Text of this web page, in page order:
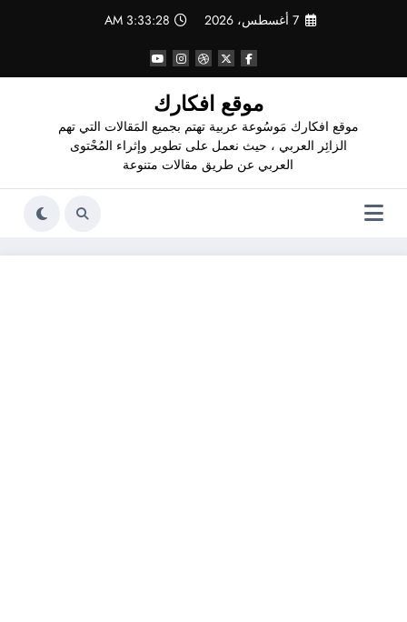
7 أغسطس، 2026 3:33:29 AM
موقع افكارك
موقع افكارك مَوسُوعة عربية تهتم بجميع المَقالات التي تهم
الزائِر العربي ، حيث نعمل على تطوير وإثراء المُحْتوى
العربي عن طريق مقالات متنوعة